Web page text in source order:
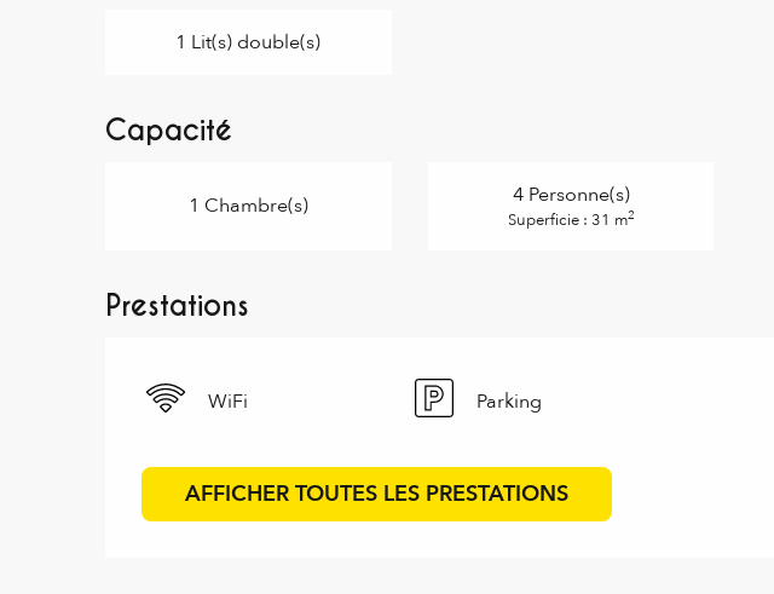
1 Lit(s) double(s)
Capacité
1 Chambre(s) 4 Personne(s)
Superficie : 31 m2
Prestations
WiFi Parking
AFFICHER TOUTES LES PRESTATIONS